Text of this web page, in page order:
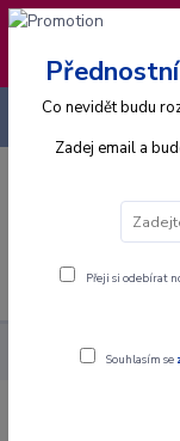
❣️ Od 4.8. do
expedice
+420 725 736 293
Blog
Co nevidět budu
Zadej email a
Přeji si odebírat
Souhlasím se